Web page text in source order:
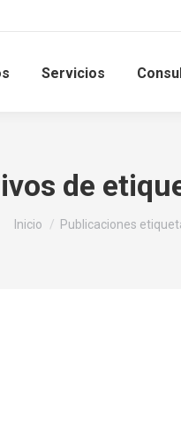
Servicios
de
Estás aquí:
Inicio Publicaciones